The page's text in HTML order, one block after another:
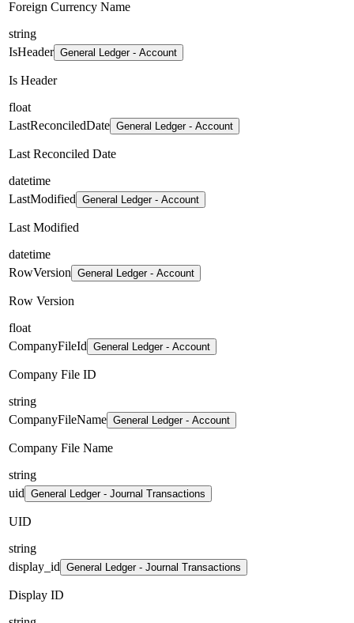
Foreign Currency Name
string
IsHeader General Ledger - Account
Is Header
float
LastReconciledDate General Ledger - Account
Last Reconciled Date
datetime
LastModified General Ledger - Account
Last Modified
datetime
RowVersion General Ledger - Account
Row Version
float
CompanyFileId General Ledger - Account
Company File ID
string
CompanyFileName General Ledger - Account
Company File Name
string
uid General Ledger - Journal Transactions
UID
string
display_id General Ledger - Journal Transactions
Display ID